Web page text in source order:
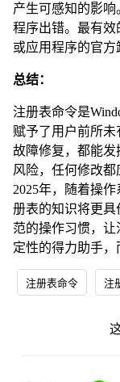
产生可感知的影
程序出错。最有效
或应用程序的官方
总结：
注册表命令是
赋予了用户前所
故障修复，都能
风险，任何修改
2025年，随着操
册表的知识将更
范的操作习惯，
定性的得力助手，
注册表命令 注